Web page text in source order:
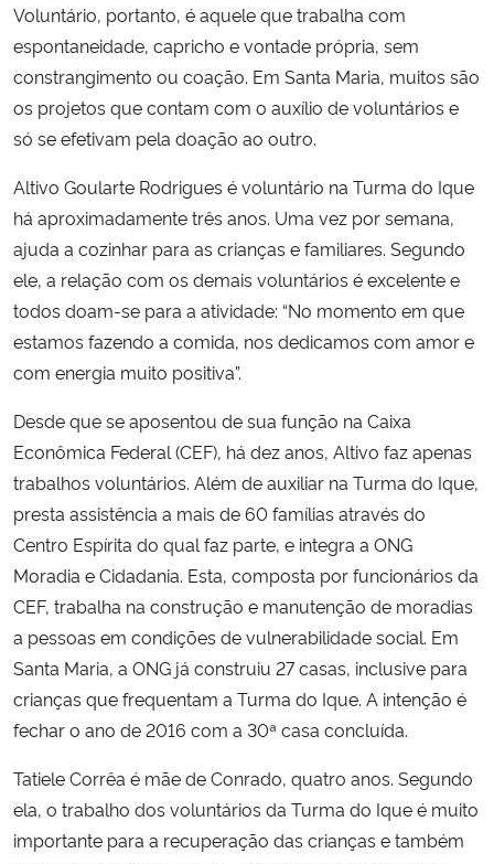
Voluntário, portanto, é aquele que trabalha com
espontaneidade, capricho e vontade própria, sem
constrangimento ou coação. Em Santa Maria, muitos são
os projetos que contam com o auxílio de voluntários e
só se efetivam pela doação ao outro.
Altivo Goularte Rodrigues é voluntário na Turma do Ique
há aproximadamente três anos. Uma vez por semana,
ajuda a cozinhar para as crianças e familiares. Segundo
ele, a relação com os demais voluntários é excelente e
todos doam-se para a atividade: “No momento em que
estamos fazendo a comida, nos dedicamos com amor e
com energia muito positiva”.
Desde que se aposentou de sua função na Caixa
Econômica Federal (CEF), há dez anos, Altivo faz apenas
trabalhos voluntários. Além de auxiliar na Turma do Ique,
presta assistência a mais de 60 famílias através do
Centro Espírita do qual faz parte, e integra a ONG
Moradia e Cidadania. Esta, composta por funcionários da
CEF, trabalha na construção e manutenção de moradias
a pessoas em condições de vulnerabilidade social. Em
Santa Maria, a ONG já construiu 27 casas, inclusive para
crianças que frequentam a Turma do Ique. A intenção é
fechar o ano de 2016 com a 30ª casa concluída.
Tatiele Corrêa é mãe de Conrado, quatro anos. Segundo
ela, o trabalho dos voluntários da Turma do Ique é muito
importante para a recuperação das crianças e também